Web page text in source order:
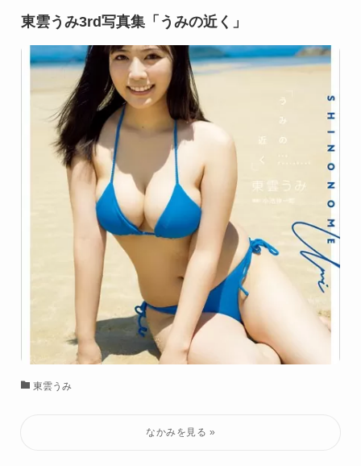
東雲うみ3rd写真集「うみの近く」
東雲うみ